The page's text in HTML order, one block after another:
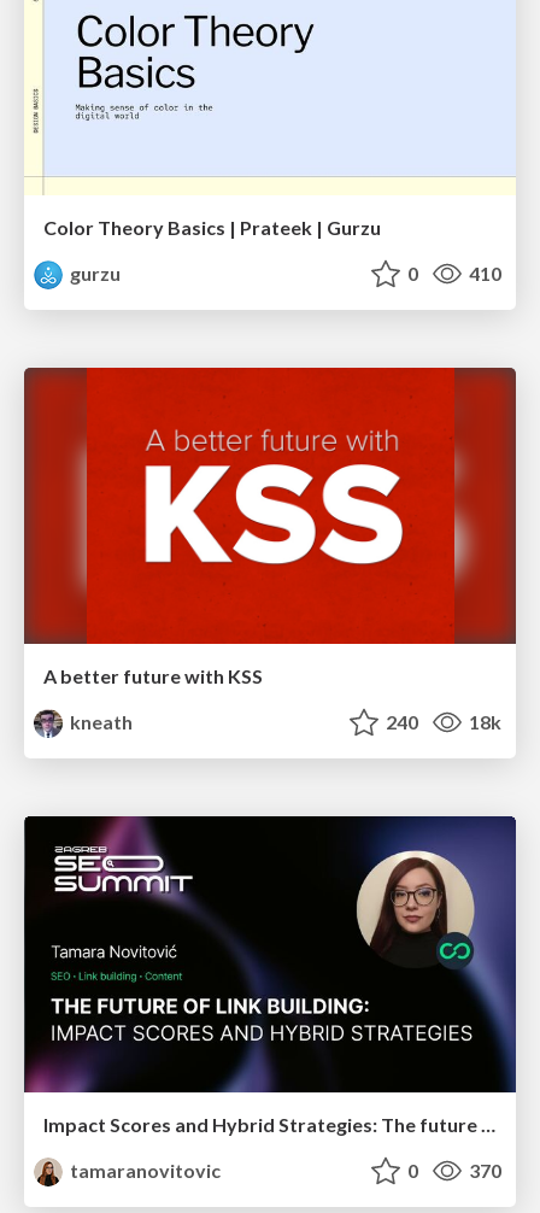
Color Theory Basics | Prateek | Gurzu
gurzu
0 410
A better future with KSS
kneath
240 18k
Impact Scores and Hybrid Strategies: The future of link building
tamaranovitovic
0 370